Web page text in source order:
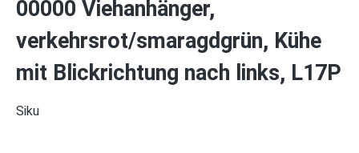
00000 Viehanhänger,
verkehrsrot/smaragdgrün, Kühe
mit Blickrichtung nach links, L17P
Siku